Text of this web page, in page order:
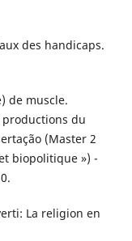
des handicaps.
de muscle.
du
(Master 2
biopolitique ») -
La religion en